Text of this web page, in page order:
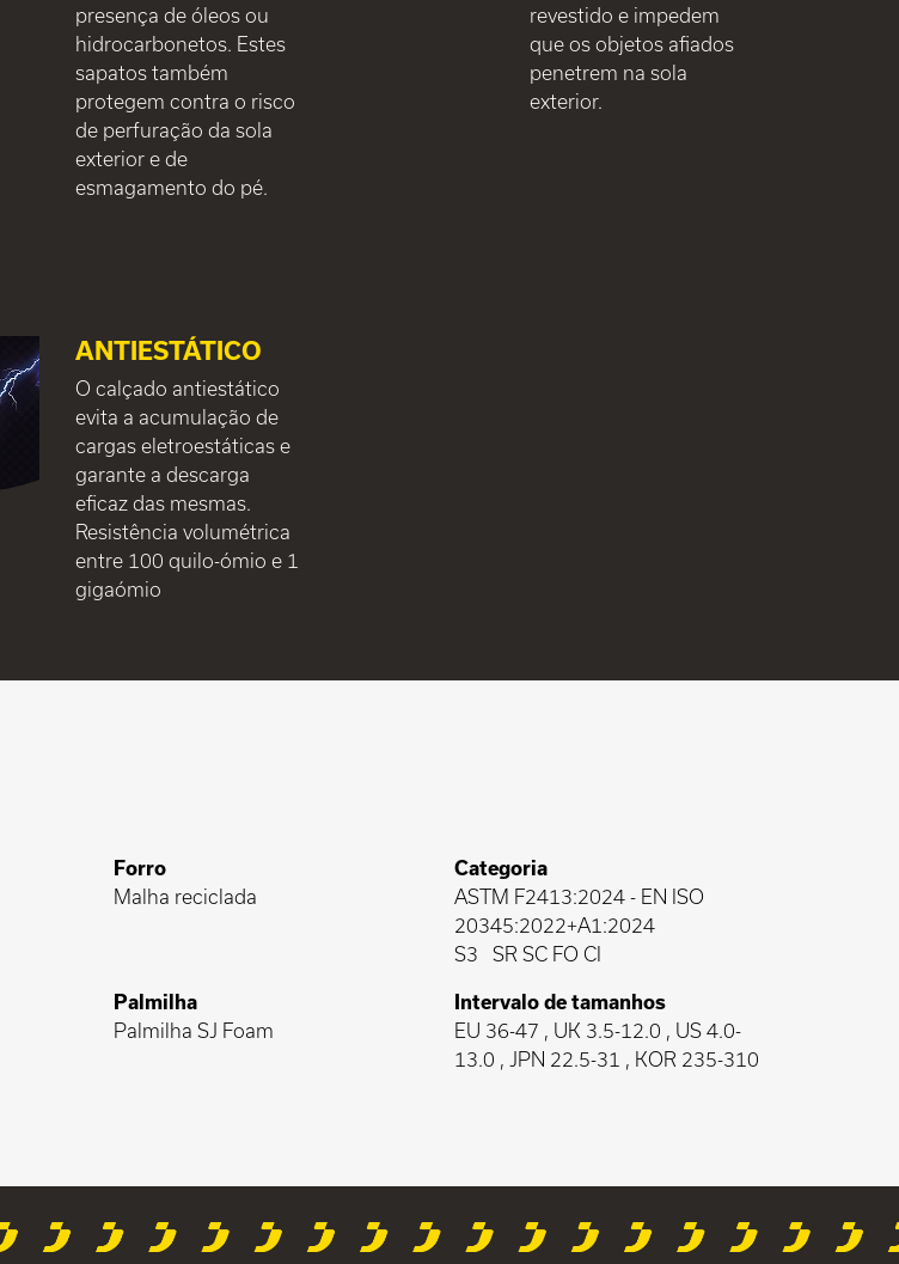
presença de óleos ou
hidrocarbonetos. Estes
sapatos também
protegem contra o risco
de perfuração da sola
exterior e de
esmagamento do pé.
revestido e impedem
que os objetos afiados
penetrem na sola
exterior.
ANTIESTÁTICO
O calçado antiestático
evita a acumulação de
cargas eletroestáticas e
garante a descarga
eficaz das mesmas.
Resistência volumétrica
entre 100 quilo-ómio e 1
gigaómio
Forro
Malha reciclada
Categoria
ASTM F2413:2024 - EN ISO
20345:2022+A1:2024
S3
SR SC FO CI
Palmilha
Palmilha SJ Foam
Intervalo de tamanhos
EU 36-47 , UK 3.5-12.0 , US 4.0-
13.0 , JPN 22.5-31 , KOR 235-310